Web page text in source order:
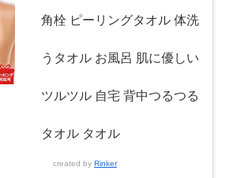
角栓 ピーリングタオル 体洗
うタオル お風呂 肌に優しい
ツルツル 自宅 背中つるつる
タオル タオル
created by Rinker